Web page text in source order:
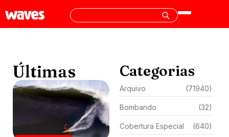
Últimas Categorias
Arquivo (71940)
Bombando (32)
Cobertura Especial (640)